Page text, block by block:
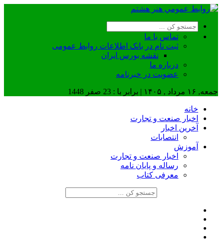
تماس با ما
ثبت نام در بانک اطلاعات روابط عمومی
نقشه بورس ایران
درباره ما
عضويت در خبرنامه
جمعه, ۱۶ مرداد , ۱۴۰۵ | برابر با : 23 صفر 1448
خانه
اخبار صنعت و تجارت
آخرین اخبار
انتصابات
آموزش
اخبار صنعت و تجارت
رساله و پایان نامه
معرفی کتاب